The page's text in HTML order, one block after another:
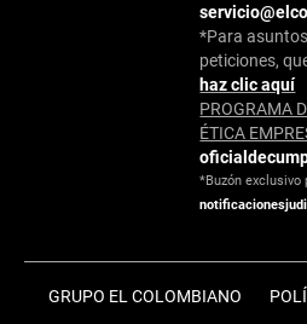
*Para
peticiones,
haz clic aquí
PROGRAMA
ÉTICA
*Buzón
GRUPO EL COLOMBIANO